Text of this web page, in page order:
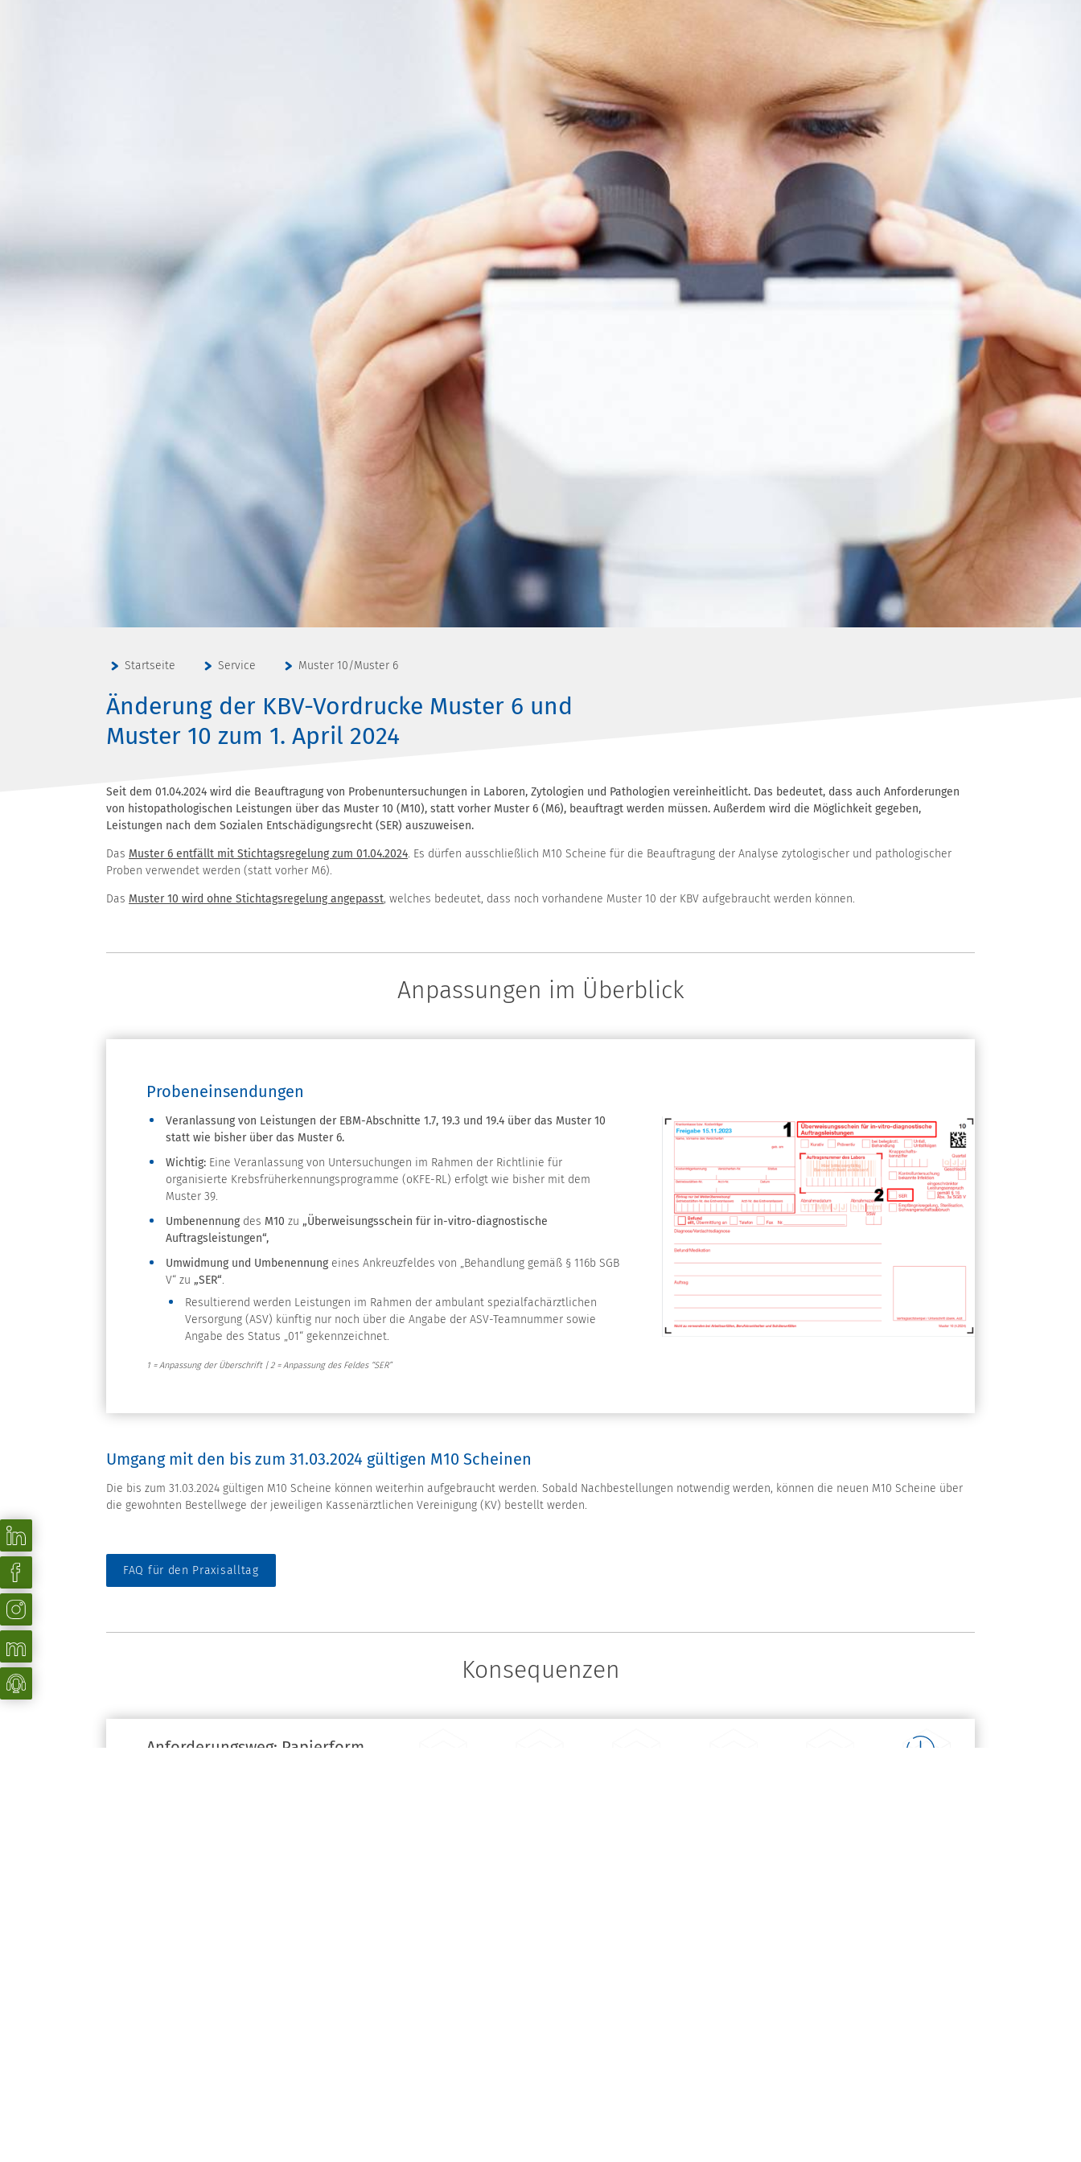
Startseite Service Muster 10/Muster 6
Änderung der KBV-Vordrucke Muster 6 und
Muster 10 zum 1. April 2024
Seit dem 01.04.2024 wird die Beauftragung von Probenuntersuchungen in Laboren, Zytologien und Pathologien vereinheitlicht. Das bedeutet, dass auch Anforderungen
von histopathologischen Leistungen über das Muster 10 (M10), statt vorher Muster 6 (M6), beauftragt werden müssen. Außerdem wird die Möglichkeit gegeben,
Leistungen nach dem Sozialen Entschädigungsrecht (SER) auszuweisen.
Das Muster 6 entfällt mit Stichtagsregelung zum 01.04.2024. Es dürfen ausschließlich M10 Scheine für die Beauftragung der Analyse zytologischer und pathologischer
Proben verwendet werden (statt vorher M6).
Das Muster 10 wird ohne Stichtagsregelung angepasst, welches bedeutet, dass noch vorhandene Muster 10 der KBV aufgebraucht werden können.
Anpassungen im Überblick
Probeneinsendungen
Veranlassung von Leistungen der EBM-Abschnitte 1.7, 19.3 und 19.4 über das Muster 10
statt wie bisher über das Muster 6.
Wichtig: Eine Veranlassung von Untersuchungen im Rahmen der Richtlinie für
organisierte Krebsfrüherkennungsprogramme (oKFE-RL) erfolgt wie bisher mit dem
Muster 39.
Umbenennung des M10 zu „Überweisungsschein für in-vitro-diagnostische
Auftragsleistungen“,
Umwidmung und Umbenennung eines Ankreuzfeldes von „Behandlung gemäß § 116b SGB
V“ zu „SER“.
Resultierend werden Leistungen im Rahmen der ambulant spezialfachärztlichen
Versorgung (ASV) künftig nur noch über die Angabe der ASV-Teamnummer sowie
Angabe des Status „01“ gekennzeichnet.
1 = Anpassung der Überschrift | 2 = Anpassung des Feldes “SER”
Umgang mit den bis zum 31.03.2024 gültigen M10 Scheinen
Die bis zum 31.03.2024 gültigen M10 Scheine können weiterhin aufgebraucht werden. Sobald Nachbestellungen notwendig werden, können die neuen M10 Scheine über
die gewohnten Bestellwege der jeweiligen Kassenärztlichen Vereinigung (KV) bestellt werden.
FAQ für den Praxisalltag
Konsequenzen
Anforderungsweg: Papierform